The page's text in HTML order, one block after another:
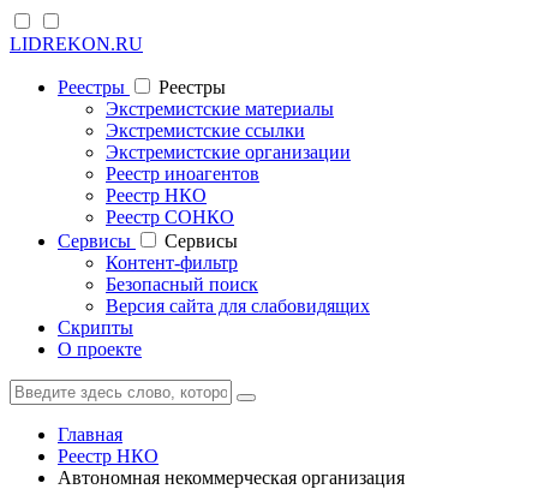
LIDREKON.RU
Реестры
Реестры
Экстремистские материалы
Экстремистские ссылки
Экстремистские организации
Реестр иноагентов
Реестр НКО
Реестр СОНКО
Cервисы
Cервисы
Контент-фильтр
Безопасный поиск
Версия сайта для слабовидящих
Скрипты
О проекте
Главная
Реестр НКО
Автономная некоммерческая организация